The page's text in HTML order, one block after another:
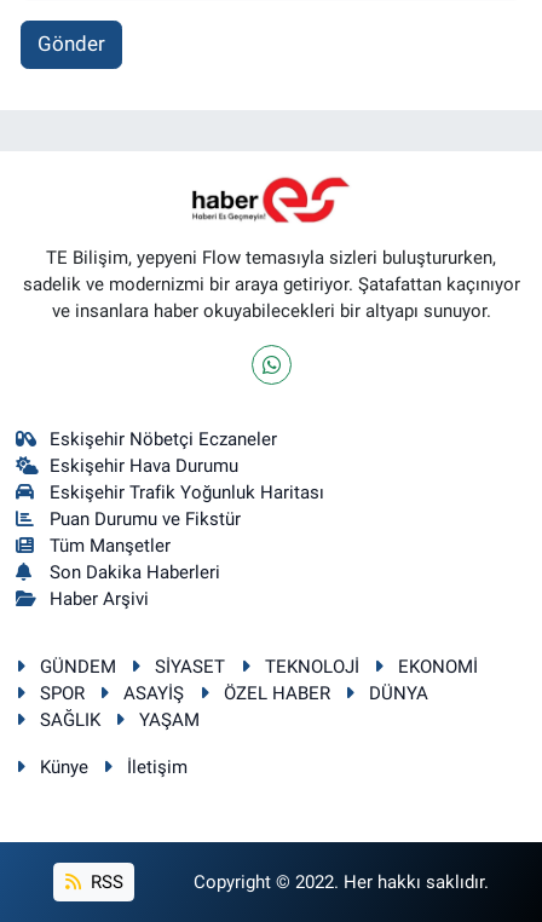
Gönder
TE Bilişim, yepyeni Flow temasıyla sizleri buluştururken,
sadelik ve modernizmi bir araya getiriyor. Şatafattan kaçınıyor
ve insanlara haber okuyabilecekleri bir altyapı sunuyor.
Eskişehir Nöbetçi Eczaneler
Eskişehir Hava Durumu
Eskişehir Trafik Yoğunluk Haritası
Puan Durumu ve Fikstür
Tüm Manşetler
Son Dakika Haberleri
Haber Arşivi
GÜNDEM SİYASET TEKNOLOJİ
EKONOMİ
SPOR
ASAYİŞ ÖZEL HABER
DÜNYA
SAĞLIK
YAŞAM
Künye İletişim
RSS Copyright © 2022. Her hakkı saklıdır.